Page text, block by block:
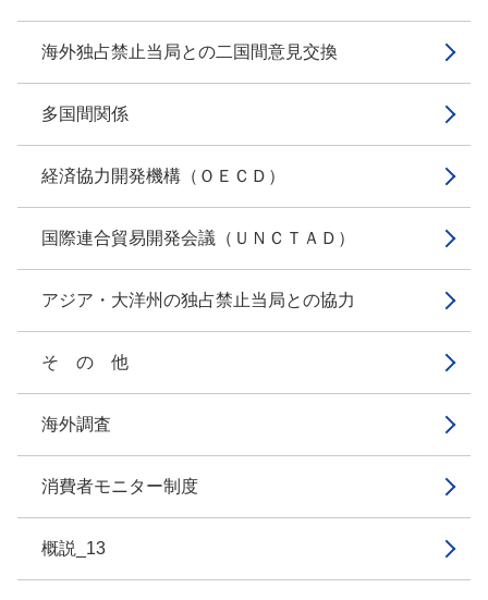
海外独占禁止当局との二国間意見交換
多国間関係
経済協力開発機構（ＯＥＣＤ）
国際連合貿易開発会議（ＵＮＣＴＡＤ）
アジア・大洋州の独占禁止当局との協力
そ の 他
海外調査
消費者モニター制度
概説_13